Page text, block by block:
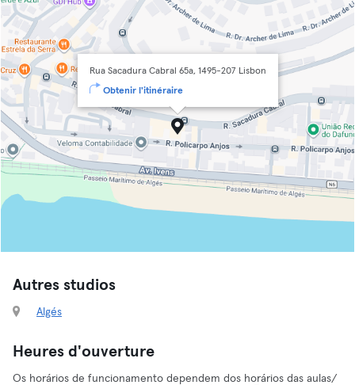
Rua Sacadura Cabral 65a, 1495-207 Lisbon
Obtenir l'itinéraire
Autres studios
Algés
Heures d'ouverture
Os horários de funcionamento dependem dos horários das aulas/